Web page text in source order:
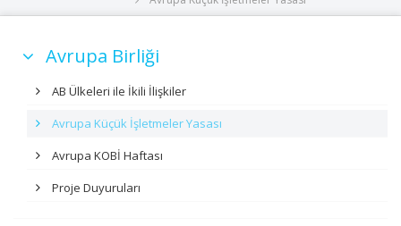
Avrupa Birliği
AB Ülkeleri ile İkili İlişkiler
Avrupa Küçük İşletmeler Yasası
Avrupa KOBİ Haftası
Proje Duyuruları